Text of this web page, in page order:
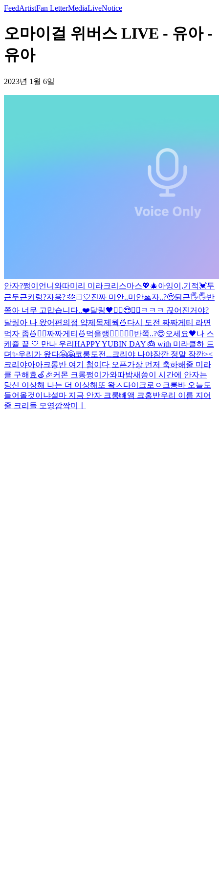
FeedArtistFan LetterMediaLiveNotice
오마이걸 위버스 LIVE - 유아 -
유아
2023년 1월 6일
안자?쩡이언니와따미리 미라크리스마스💖🎄아잉이,기적💓두
근두근커렁?자용? 🫶🏻🤍진짜 미안..미안🙏자..?🥹퇴근🖐🖐반
쪽아 너무 고맙습니다..❤️달링🖤 ✌🏻😎✌🏻 ㅋㅋㅋ 끊어진거야?
달링아 나 왔어 편의점 얍제목제뭑 🍜 다시 도전 짜짜게티 라면
먹자 좀🍜✌🏻짜짜게티🍜먹을랭 ✌🏻 🖤🍒 🖤반쪽..?😍오세요🖤나 스
케쥴 끝 🤍 만나 우리 HAPPY YUBIN DAY 🎂 with 미라클하 드
뎌✨우리가 왔다🤗🤗코롱도전...크리야 나야잠깐 정말 잠깐><
크리야아아크롱반 여기 첨이다 오픈가장 먼저 축하해줄 미라
클 구해효🍏🎉커몬 크롱쩡이가와따밤새씅이 시간에 안자는
당신 이상해 나는 더 이상해 또 왘ㅅ다이크로ㅇ 크롱바 오늘도
들어올것이냐설마 지금 안자 크롱빼앰 크홍반우리 이름 지어
줄 크리들 모영깜짝미ㅣ